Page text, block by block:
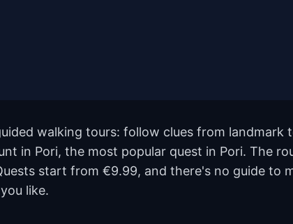
walking tours: follow clues from landmark
in Pori, the most popular quest in Pori. The
start from €9.99, and there's no guide to
like.